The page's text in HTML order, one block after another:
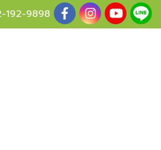
192-9898